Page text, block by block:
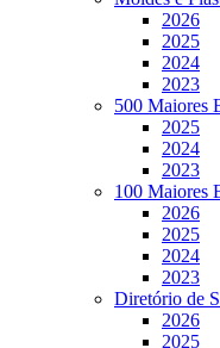
2026
2025
2024
2023
500 Maiores
2025
2024
2023
100 Maiores
2026
2025
2024
2023
Diretório de
2026
2025